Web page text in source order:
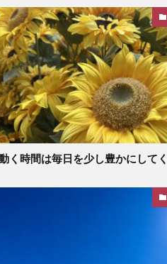
く時間は毎日を少し豊かにして